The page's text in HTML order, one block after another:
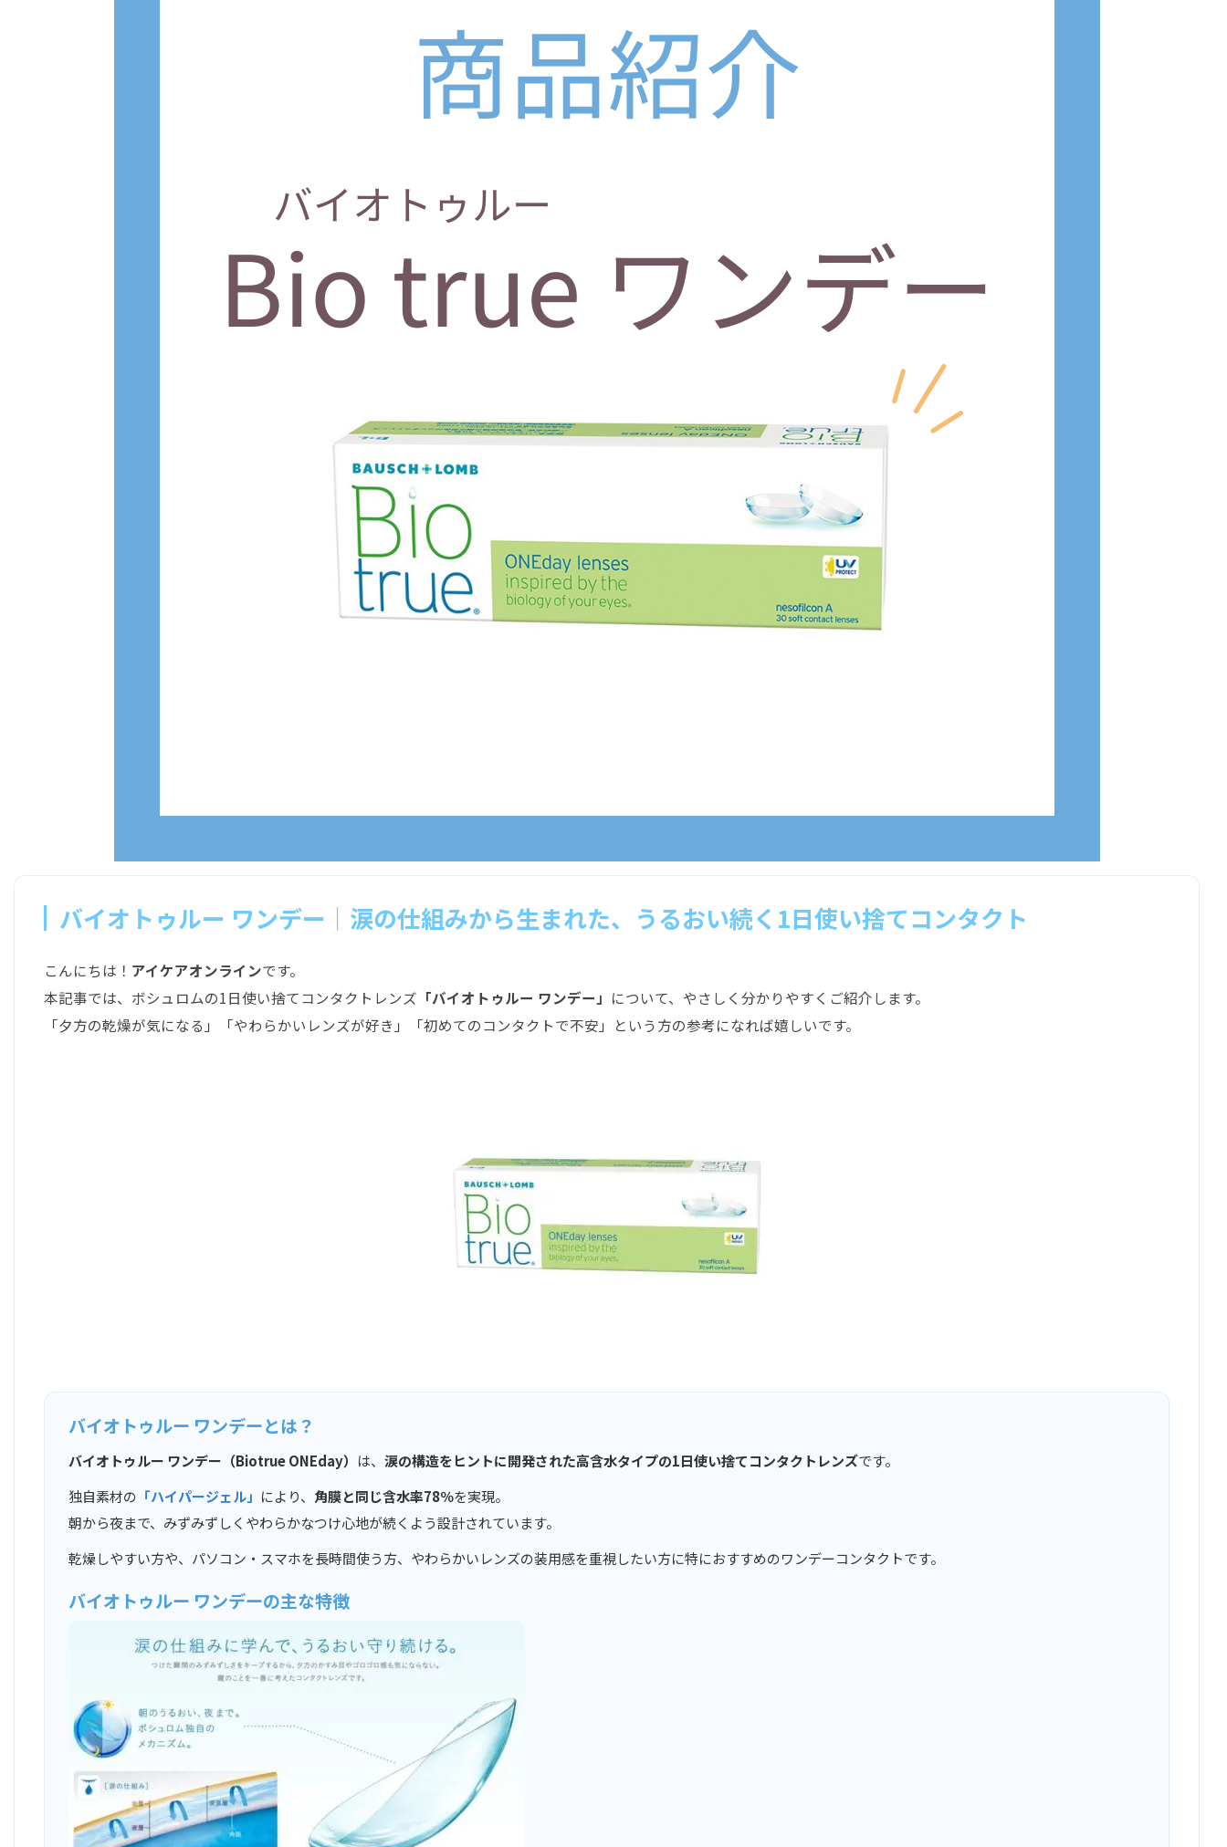
バイオトゥルー ワンデー｜涙の仕組みから生まれた、うるおい続く1日使い捨てコンタクト
こんにちは！ アイケアオンラインです。
本記事では、ボシュロムの1日使い捨てコンタクトレンズ 「バイオトゥルー ワンデー」 について、やさしく分かりやすくご紹介します。
「夕方の乾燥が気になる」「やわらかいレンズが好き」「初めてのコンタクトで不安」という方の参考になれば嬉しいです。
バイオトゥルー ワンデーとは？
バイオトゥルー ワンデー（Biotrue ONEday） は、 涙の構造をヒントに開発された高含水タイプの1日使い捨てコンタクトレンズです。
独自素材の 「ハイパージェル」 により、 角膜と同じ含水率78％を実現。
朝から夜まで、みずみずしくやわらかなつけ心地が続くよう設計されています。
乾燥しやすい方や、パソコン・スマホを長時間使う方、やわらかいレンズの装用感を重視したい方に特におすすめのワンデーコンタクトです。
バイオトゥルー ワンデーの主な特徴